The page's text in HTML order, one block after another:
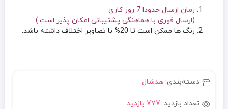
زمان ارسال حدودا 7 روز کاری
(ارسال فوری با هماهنگی پشتیبانی امکان پذیر است.)
رنگ ها ممکن است تا 20% با تصاویر اختلاف داشته باشد.
دسته‌بندی: هدشال
تعداد بازدید: 777 بازدید